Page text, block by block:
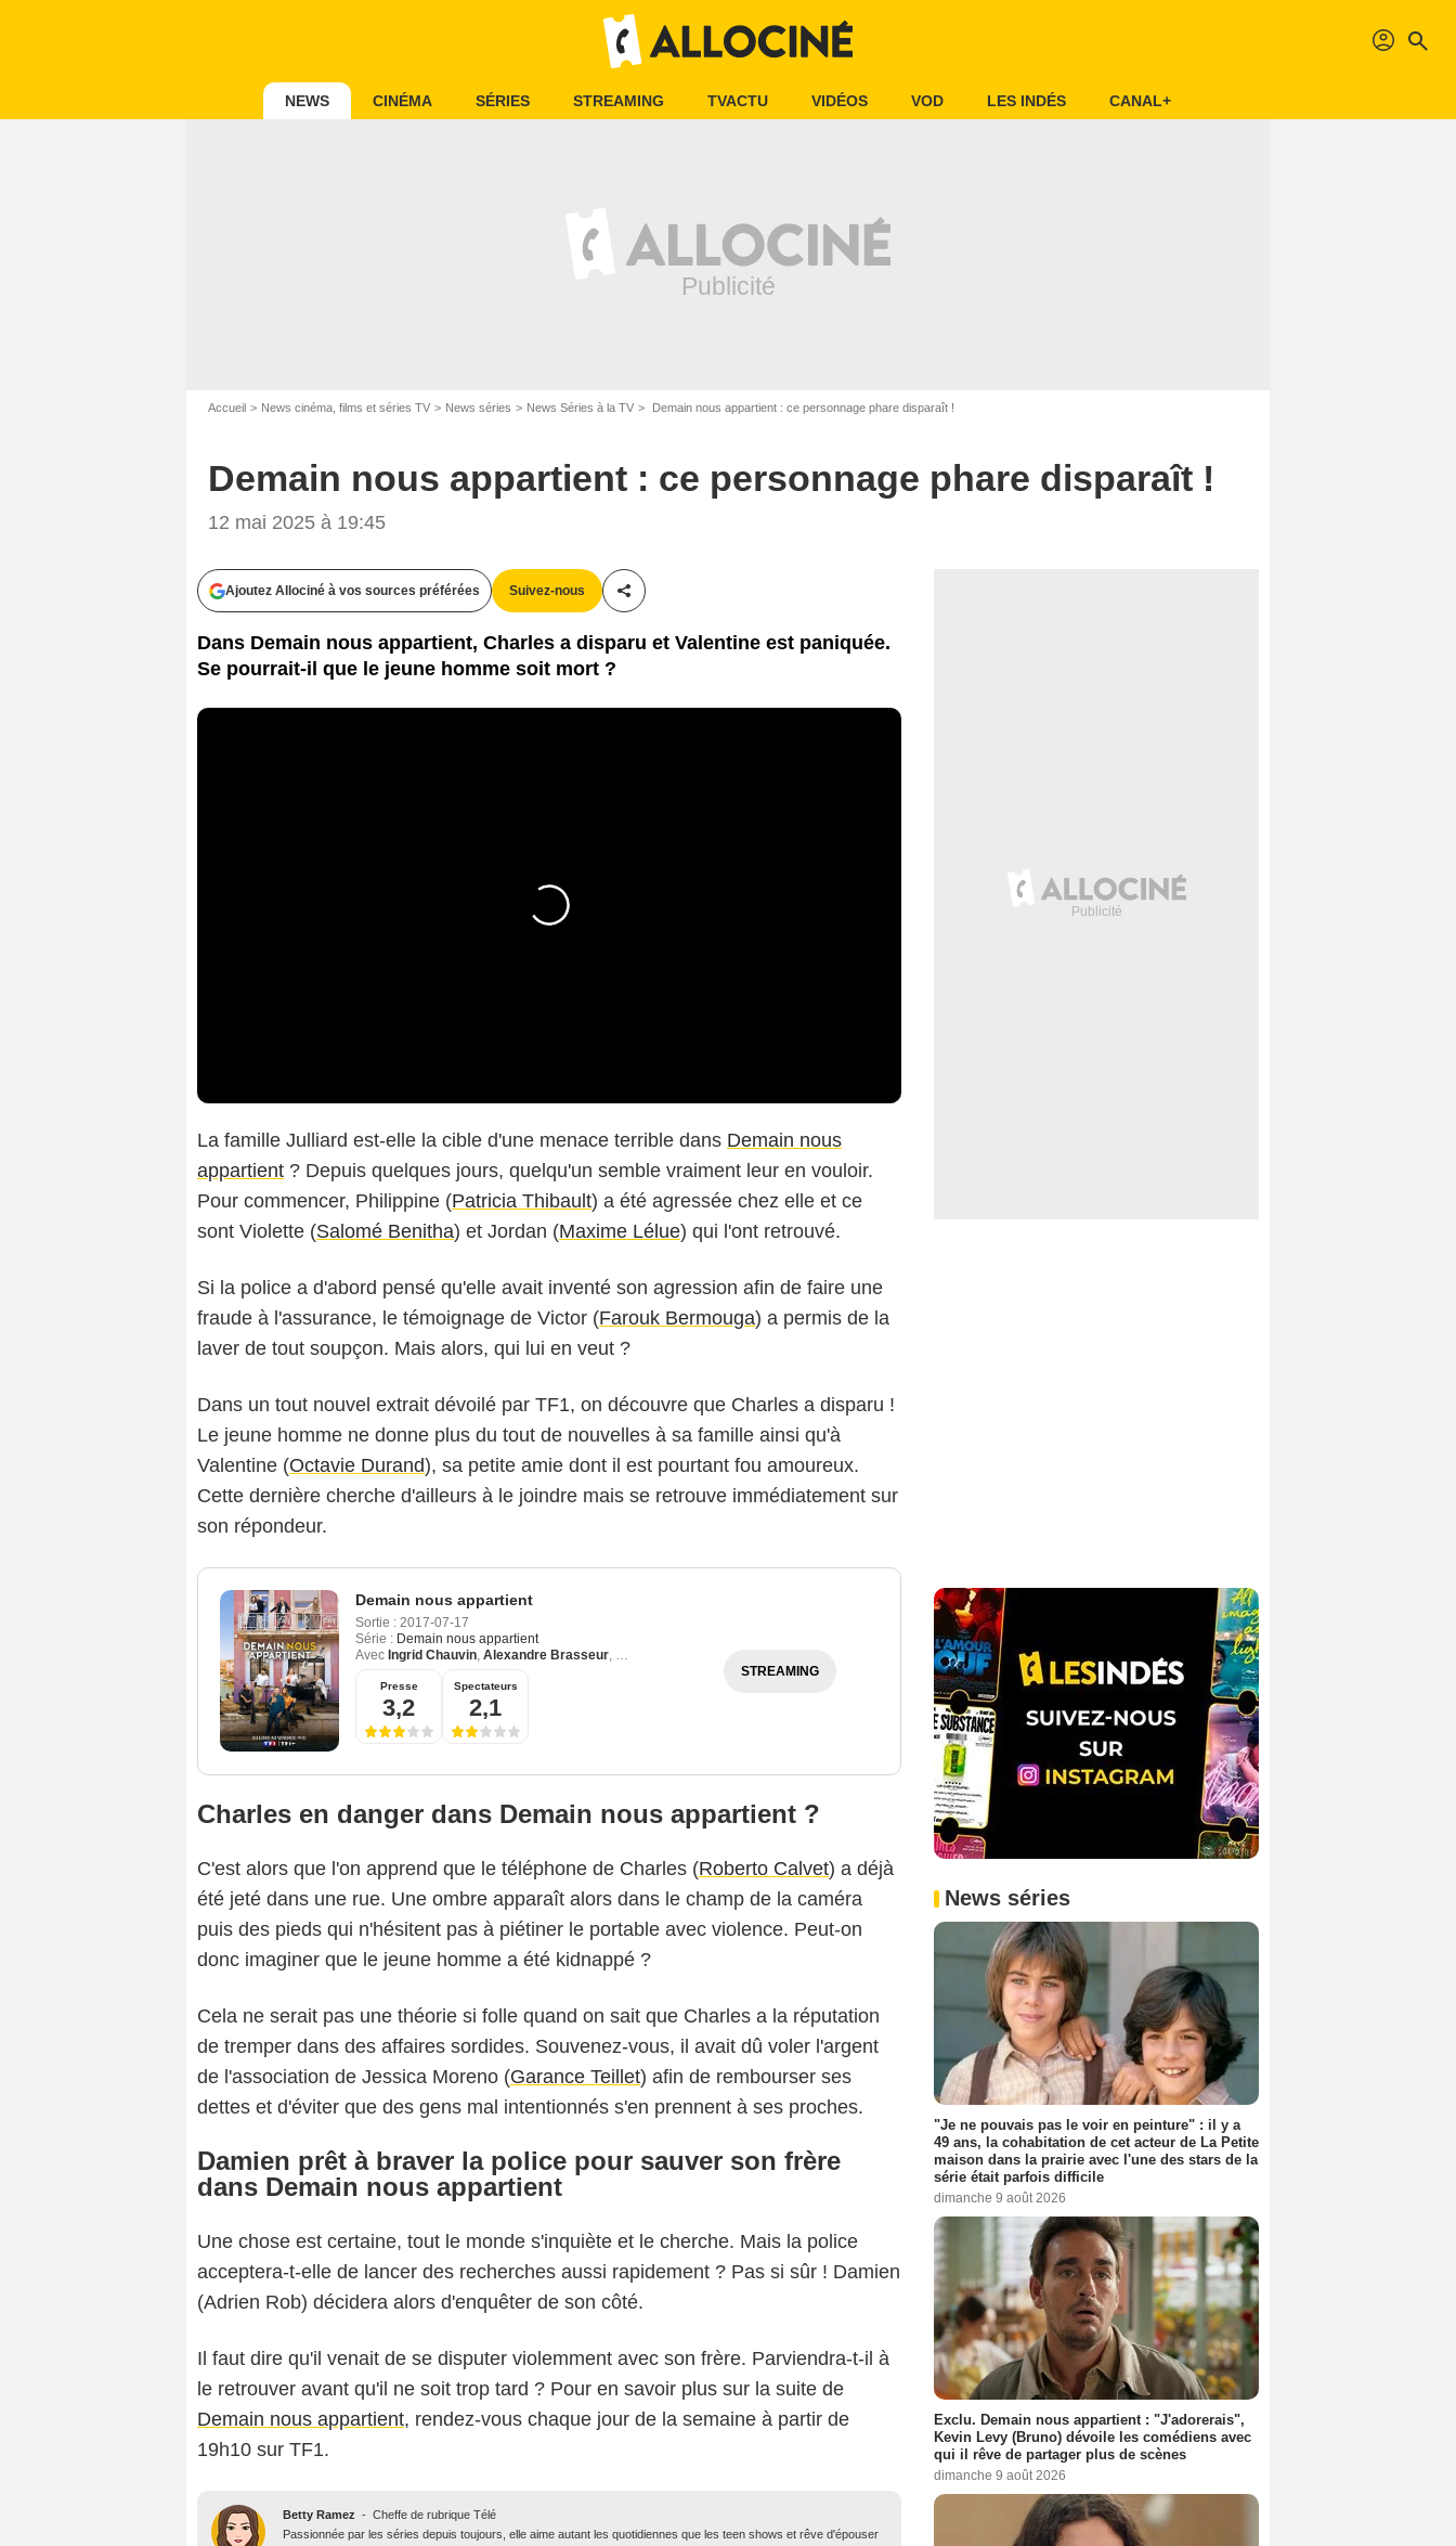
profil search
NEWS CINÉMA SÉRIES STREAMING TVACTU VIDÉOS VOD LES INDÉS CANAL+
Accueil News cinéma, films et séries TV News séries News Séries à la TV Demain nous appartient : ce personnage phare disparaît !
Demain nous appartient : ce personnage phare disparaît !
12 mai 2025 à 19:45
Ajoutez Allociné à vos sources préférées Suivez-nous
Partager cet article
Dans Demain nous appartient, Charles a disparu et Valentine est paniquée.
Se pourrait-il que le jeune homme soit mort ?
La famille Julliard est-elle la cible d'une menace terrible dans Demain nous
appartient ? Depuis quelques jours, quelqu'un semble vraiment leur en vouloir.
Pour commencer, Philippine (Patricia Thibault) a été agressée chez elle et ce
sont Violette (Salomé Benitha) et Jordan (Maxime Lélue) qui l'ont retrouvé.
Si la police a d'abord pensé qu'elle avait inventé son agression afin de faire une
fraude à l'assurance, le témoignage de Victor (Farouk Bermouga) a permis de la
laver de tout soupçon. Mais alors, qui lui en veut ?
Dans un tout nouvel extrait dévoilé par TF1, on découvre que Charles a disparu !
Le jeune homme ne donne plus du tout de nouvelles à sa famille ainsi qu'à
Valentine (Octavie Durand), sa petite amie dont il est pourtant fou amoureux.
Cette dernière cherche d'ailleurs à le joindre mais se retrouve immédiatement sur
son répondeur.
Demain nous appartient
Sortie : 2017-07-17
Série : Demain nous appartient
Avec Ingrid Chauvin, Alexandre Brasseur, Julie Debazac
Presse
3,2
Spectateurs
2,1
STREAMING
Charles en danger dans Demain nous appartient ?
C'est alors que l'on apprend que le téléphone de Charles (Roberto Calvet) a déjà
été jeté dans une rue. Une ombre apparaît alors dans le champ de la caméra
puis des pieds qui n'hésitent pas à piétiner le portable avec violence. Peut-on
donc imaginer que le jeune homme a été kidnappé ?
Cela ne serait pas une théorie si folle quand on sait que Charles a la réputation
de tremper dans des affaires sordides. Souvenez-vous, il avait dû voler l'argent
de l'association de Jessica Moreno (Garance Teillet) afin de rembourser ses
dettes et d'éviter que des gens mal intentionnés s'en prennent à ses proches.
Damien prêt à braver la police pour sauver son frère
dans Demain nous appartient
Une chose est certaine, tout le monde s'inquiète et le cherche. Mais la police
acceptera-t-elle de lancer des recherches aussi rapidement ? Pas si sûr ! Damien
(Adrien Rob) décidera alors d'enquêter de son côté.
Il faut dire qu'il venait de se disputer violemment avec son frère. Parviendra-t-il à
le retrouver avant qu'il ne soit trop tard ? Pour en savoir plus sur la suite de
Demain nous appartient, rendez-vous chaque jour de la semaine à partir de
19h10 sur TF1.
Betty Ramez - Cheffe de rubrique Télé
Passionnée par les séries depuis toujours, elle aime autant les quotidiennes que les teen shows et rêve d'épouser
News séries
"Je ne pouvais pas le voir en peinture" : il y a
49 ans, la cohabitation de cet acteur de La Petite
maison dans la prairie avec l'une des stars de la
série était parfois difficile
dimanche 9 août 2026
Exclu. Demain nous appartient : "J'adorerais",
Kevin Levy (Bruno) dévoile les comédiens avec
qui il rêve de partager plus de scènes
dimanche 9 août 2026